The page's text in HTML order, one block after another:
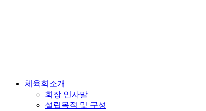
체육회소개
회장 인사말
설립목적 및 구성